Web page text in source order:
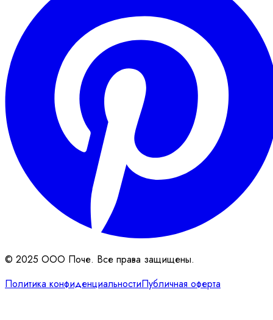
© 2025 ООО Поче. Все права защищены.
Политика конфиденциальностиПубличная оферта